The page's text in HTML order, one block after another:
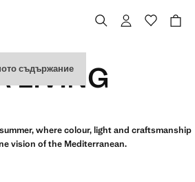
съдържание
LIVING
where colour, light and craftsmanship
vision of the Mediterranean.